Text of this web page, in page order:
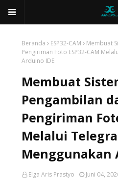
Beranda ESP32-CAM
Membuat
Pengiriman Foto ESP32-CAM
Arduino IDE
Membuat
Pengambilan
Pengiriman
Melalui
Menggunakan
Elga Aris Prastyo Juni 04,